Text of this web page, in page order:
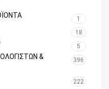
1
18
5
&
396
222